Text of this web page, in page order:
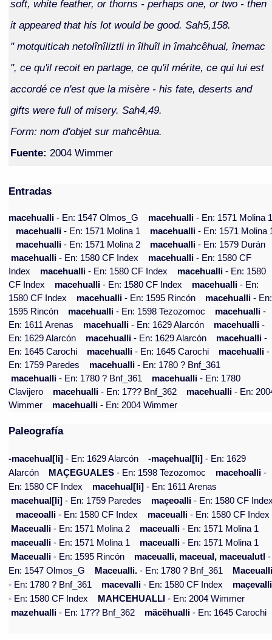
soft, white feather, or thorns - perhaps one, or two - then
it appeared that his lot would be good. Sah5,158.
" motquiticah netolînîliztli in îlhuîl in îmahcêhual, înemac
", ce qu'il recoit en partage, ce qu'il mérite, ce qui lui est
accordé ce n'est que la misère - his fate, deserts and
gifts were full of misery. Sah4,49.
Form: nom d'objet sur mahcêhua.
Fuente: 2004 Wimmer
Entradas
macehualli- En: 1547 Olmos_G macehualli- En: 1571 Molina
macehualli- En: 1571 Molina 1 macehualli- En: 1571 Molina
macehualli- En: 1571 Molina 2 macehualli- En: 1579 Durán
macehualli- En: 1580 CF Index macehualli- En: 1580 CF
Index
macehualli- En: 1580 CF Index macehualli- En: 1580
CF Index
macehualli- En: 1580 CF Index macehualli- En:
1580 CF Index
macehualli- En: 1595 Rincón macehualli- En:
1595 Rincón
macehualli- En: 1598 Tezozomoc macehualli-
En: 1611 Arenas
macehualli- En: 1629 Alarcón macehualli-
En: 1629 Alarcón
macehualli- En: 1629 Alarcón macehualli-
En: 1645 Carochi
macehualli- En: 1645 Carochi macehualli-
En: 1759 Paredes
macehualli- En: 1780 ? Bnf_361
macehualli- En: 1780 ? Bnf_361 macehualli- En: 1780
Clavijero
macehualli- En: 17?? Bnf_362 macehualli- En:
Wimmer
macehualli- En: 2004 Wimmer
Paleografía
-macehual[li] - En: 1629 Alarcón -maçehual[li] - En: 1629
Alarcón
MAÇEGUALES - En: 1598 Tezozomoc macehoalli -
En: 1580 CF Index
macehual[li] - En: 1611 Arenas
macehual[li] - En: 1759 Paredes maçeoalli - En: 1580 CF
maceoalli - En: 1580 CF Index maceualli - En: 1580 CF Index
Maceualli - En: 1571 Molina 2 maceualli - En: 1571 Molina 1
maceualli - En: 1571 Molina 1 maceualli - En: 1571 Molina 1
Maceualli - En: 1595 Rincón maceualli, maceual, maceualutl -
En: 1547 Olmos_G
Maceualli. - En: 1780 ? Bnf_361
- En: 1780 ? Bnf_361
macevalli - En: 1580 CF Index
maçevalli
- En: 1580 CF Index
MAHCEHUALLI - En: 2004 Wimmer
mazehualli - En: 17?? Bnf_362 mäcëhualli - En: 1645 Carochi